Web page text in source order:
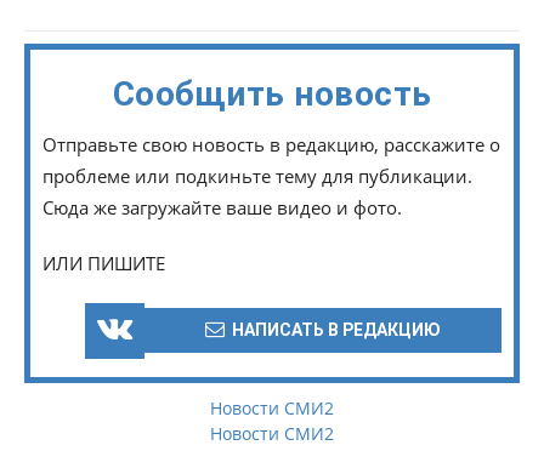
Сообщить новость
Отправьте свою новость в редакцию, расскажите о
проблеме или подкиньте тему для публикации.
Сюда же загружайте ваше видео и фото.
ИЛИ ПИШИТЕ
НАПИСАТЬ В РЕДАКЦИЮ
Новости СМИ2
Новости СМИ2